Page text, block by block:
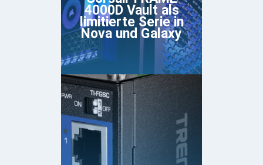
4000D Vault als
limitierte Serie in
Nova und Galaxy